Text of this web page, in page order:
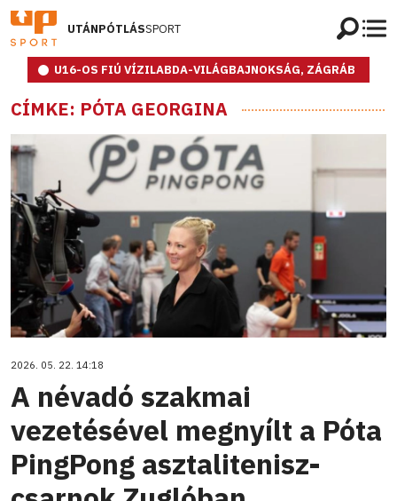
UTÁNPÓTLÁSSPORT
U16-OS FIÚ VÍZILABDA-VILÁGBAJNOKSÁG, ZÁGRÁB
CÍMKE: PÓTA GEORGINA
2026. 05. 22. 14:18
A névadó szakmai
vezetésével megnyílt a Póta
PingPong asztalitenisz-